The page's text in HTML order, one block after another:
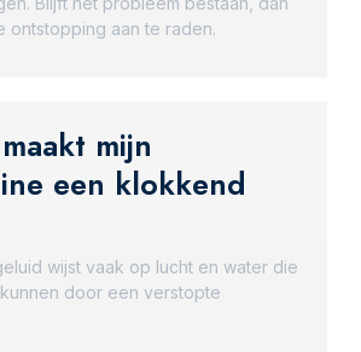
ontstopping aan te raden.
mijn
een klokkend
wijst vaak op lucht en water die
door een verstopte